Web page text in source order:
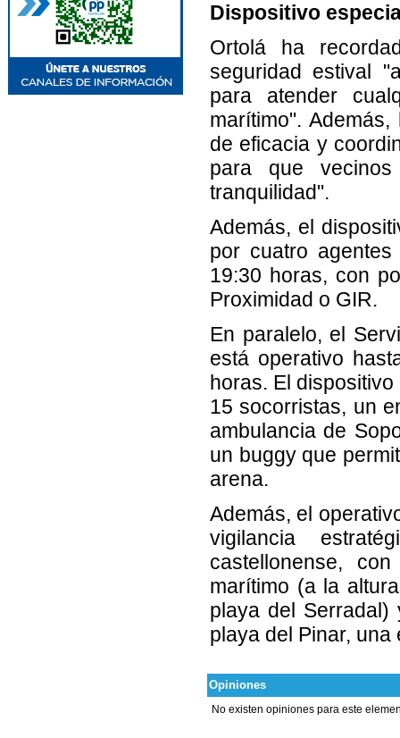
Dispositivo
Ortolá ha
seguridad estival
para atender
marítimo".
de eficacia y
para que
tranquilidad".
Además, el
por cuatro
19:30 horas, con
Proximidad o GIR.
En paralelo, el
está operativo
horas. El
15 socorristas, un
ambulancia de
un buggy que
arena.
Además, el
vigilancia
castellonense,
marítimo (a la
playa del
playa del Pinar,
Opiniones
No existen opiniones para este